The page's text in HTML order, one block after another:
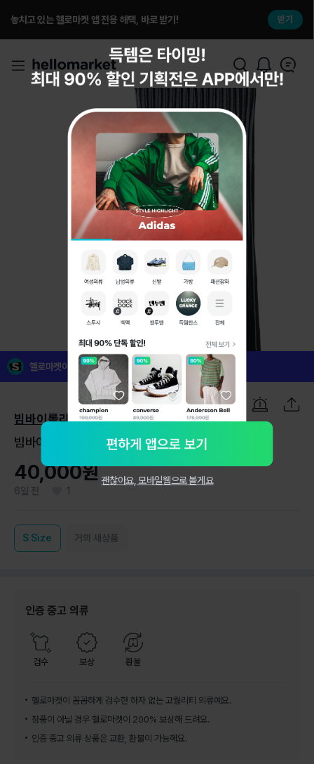
놓치고 있는 헬로마켓 앱 전용 해택, 바로 받기! 받기
1 / 7
헬로마켓이 꼼꼼하게 검수한 인증 중고 의류예요!
빔바이롤라
빔바이롤라 플리츠 메탈릭 롱 니트 스커트
40,000원
6일 전 1
S Size 거의 새상품
인증 중고 의류
검수 보상 환불
헬로마켓이 꼼꼼하게 검수한 하자 없는 고퀄리티 의류예요.
정품이 아닐 경우 헬로마켓이 200% 보상해 드려요.
인증 중고 의류 상품은 교환, 환불이 가능해요.
괜찮아요, 모바일웹으로 볼게요